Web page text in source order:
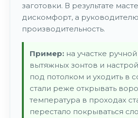
заготовки. В результате
дискомфорт, а
производительность.
Пример: на участке
вытяжных зонтов и
под потолком и уходить в
стали реже открывать
температура в проходах
перестало покрываться